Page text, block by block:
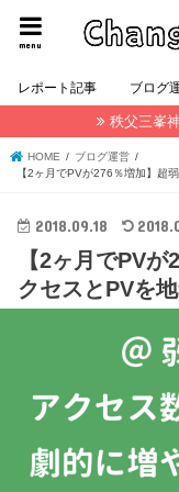
menu
レポート記事 ブログ
秩父三峯
HOME
ブログ運営
【2ヶ月でPVが276％増加】超
2018.09.18
【2ヶ月でPV
クセスとPVを